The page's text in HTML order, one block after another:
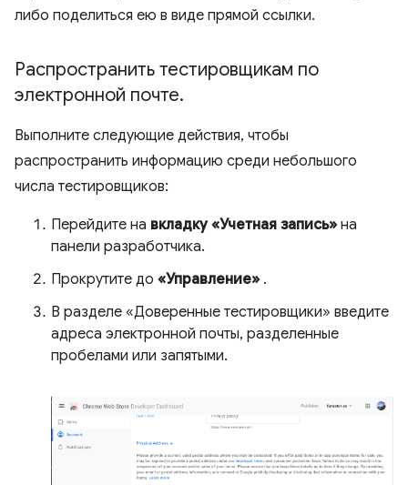
либо поделиться ею в виде прямой ссылки.
Распространить тестировщикам по
электронной почте.
Выполните следующие действия, чтобы
распространить информацию среди небольшого
числа тестировщиков:
Перейдите на вкладку «Учетная запись» на
панели разработчика.
Прокрутите до «Управление» .
В разделе «Доверенные тестировщики» введите
адреса электронной почты, разделенные
пробелами или запятыми.